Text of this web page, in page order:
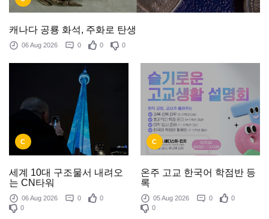
캐나다 공룡 화석, 주화로 탄생
06 Aug 2026 0 0 0
C
세계 10대 구조물서 내려오
는 CN타워
06 Aug 2026 0
0
0
C
온주 고교 한국어 학점반 등
록
05 Aug 2026 0
0
0